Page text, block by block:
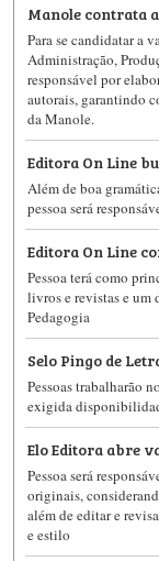
Manole contrata
Para se candidatar a
Administração,
responsável por
autorais, garantindo
da Manole.
Editora On Line
Além de boa
pessoa será
Editora On Line
Pessoa terá como
livros e revistas e um
Pedagogia
Selo Pingo de
Pessoas trabalharão
exigida
Elo Editora abre
Pessoa será
originais,
além de editar e
e estilo